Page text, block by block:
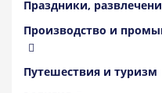
Праздники,
Производство и
Путешествия и туризм